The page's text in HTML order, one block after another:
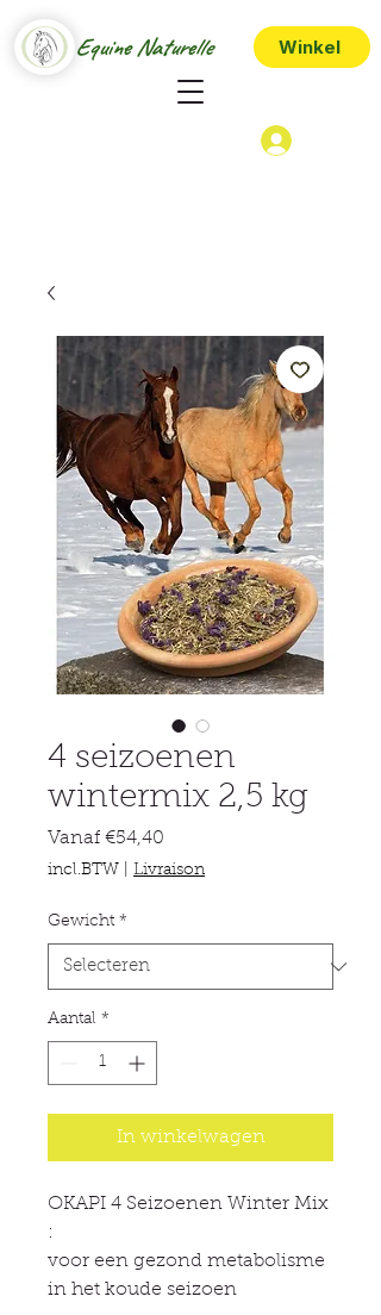
Equine Naturelle Winkel
4 seizoenen
wintermix 2,5 kg
Vanaf €54,40
incl.BTW Livraison
Gewicht *
Aantal *
In winkelwagen
OKAPI 4 Seizoenen Winter Mix
:
voor een gezond metabolisme
in het koude seizoen